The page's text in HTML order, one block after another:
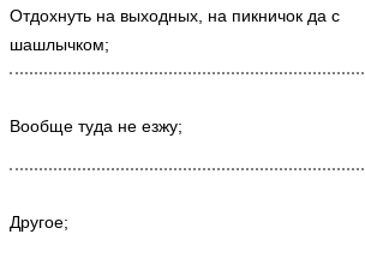
Отдохнуть на выходных, на пикничок да с
шашлычком;
Вообще туда не езжу;
Другое;